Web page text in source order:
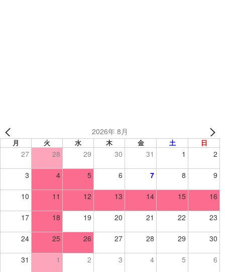
2026年 8月
月 火 水 木 金 土 日
27 28 29 30 31 1 2
3 4 5 6 7 8 9
10 11 12 13 14 15 16
17 18 19 20 21 22 23
24 25 26 27 28 29 30
31 1 2 3 4 5 6